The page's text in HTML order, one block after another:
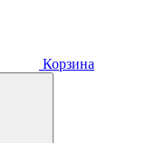
Корзина